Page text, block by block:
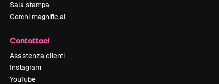
Sala stampa
Cerchi magnific.ai
Contattaci
Assistenza clienti
Instagram
YouTube